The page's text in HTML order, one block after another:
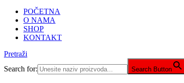
POČETNA
O NAMA
SHOP
KONTAKT
Pretraži
Search for:
Search Button